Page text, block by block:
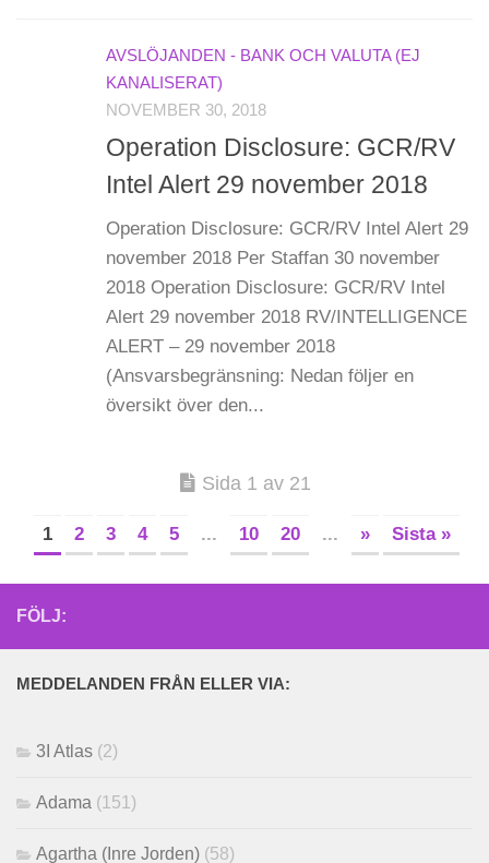
AVSLÖJANDEN - BANK OCH VALUTA (EJ
KANALISERAT)
NOVEMBER 30, 2018
Operation Disclosure: GCR/RV
Intel Alert 29 november 2018
Operation Disclosure: GCR/RV Intel Alert 29
november 2018 Per Staffan 30 november
2018 Operation Disclosure: GCR/RV Intel
Alert 29 november 2018 RV/INTELLIGENCE
ALERT – 29 november 2018
(Ansvarsbegränsning: Nedan följer en
översikt över den...
Sida 1 av 21
1 2 3 4 5 ... 10 20 ... » Sista »
FÖLJ:
MEDDELANDEN FRÅN ELLER VIA:
3I Atlas (2)
Adama (151)
Agartha (Inre Jorden) (58)